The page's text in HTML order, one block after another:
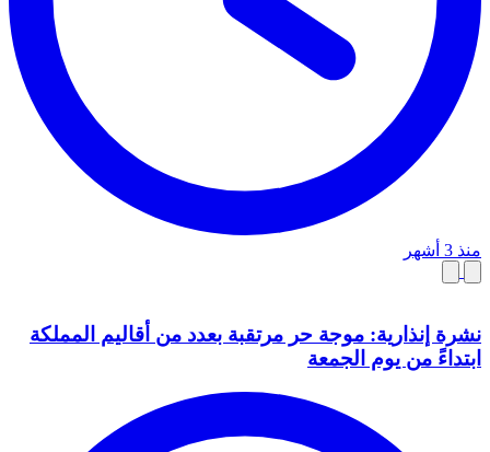
منذ 3 أشهر
نشرة إنذارية: موجة حر مرتقبة بعدد من أقاليم المملكة
ابتداءً من يوم الجمعة